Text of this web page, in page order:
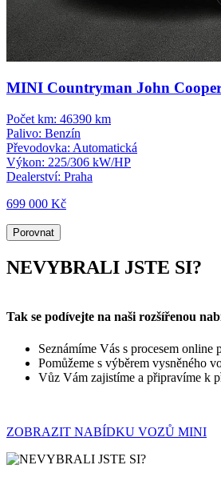
MINI Countryman John
Počet km: 46390 km
Palivo: Benzín
Převodovka: Automatická
Výkon: 225/306 kW/HP
Dealerství: Praha
699 000 Kč
Porovnat
NEVYBRALI JSTE SI?
Tak se podívejte na naši rozšířenou
Seznámíme Vás s procesem online
Pomůžeme s výběrem vysněného
Vůz Vám zajistíme a připravíme k
ZOBRAZIT NABÍDKU VOZŮ MINI